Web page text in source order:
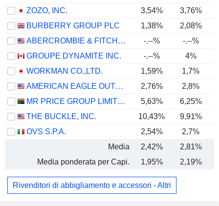
ZOZO, INC.
3,54% 3,76%
BURBERRY GROUP PLC
1,38% 2,08%
ABERCROMBIE & FITCH CO.
-.--% -.--%
GROUPE DYNAMITE INC.
-.--% 4%
WORKMAN CO.,LTD.
1,59% 1,7%
AMERICAN EAGLE OUTFITTERS, INC.
2,76% 2,8%
MR PRICE GROUP LIMITED
5,63% 6,25%
THE BUCKLE, INC.
10,43% 9,91%
OVS S.P.A.
2,54% 2,7%
Media
2,42% 2,81%
Media ponderata per Capi.
1,95% 2,19%
Rivenditori di abbigliamento e accessori - Altri